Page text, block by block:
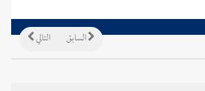
التالي السابق